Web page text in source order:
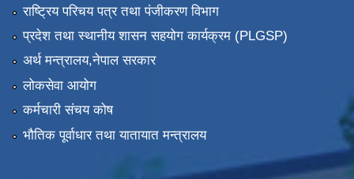
राष्ट्रिय परिचय पत्र तथा पंजीकरण विभाग
प्रदेश तथा स्थानीय शासन सहयोग कार्यक्रम (PLGSP)
अर्थ मन्त्रालय,नेपाल सरकार
लोकसेवा आयोग
कर्मचारी संचय कोष
भौतिक पूर्वाधार तथा यातायात मन्त्रालय